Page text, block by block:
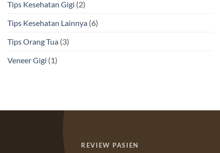
Tips Kesehatan Gigi (2)
Tips Kesehatan Lainnya (6)
Tips Orang Tua (3)
Veneer Gigi (1)
REVIEW PASIEN